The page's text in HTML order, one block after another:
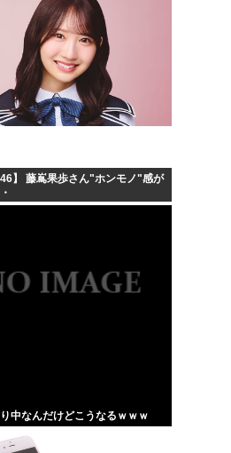
46】 藤嶌果歩さん"ホンモノ"感が
中なんだけどこうなるｗｗｗ